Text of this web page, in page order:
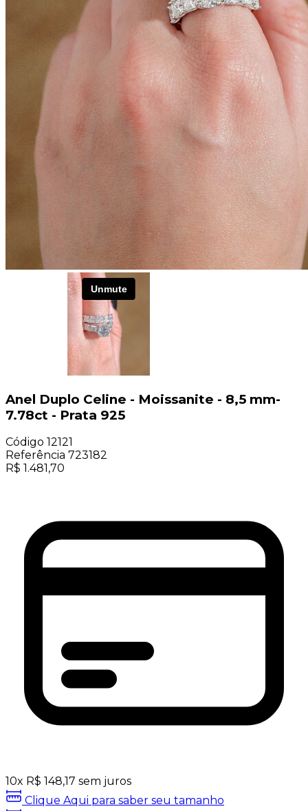
Anel Duplo Celine - Moissanite - 8,5 mm-
7.78ct - Prata 925
Código 12121
Referência 723182
R$ 1.481,70
10x R$ 148,17 sem juros
Clique Aqui para saber seu tamanho